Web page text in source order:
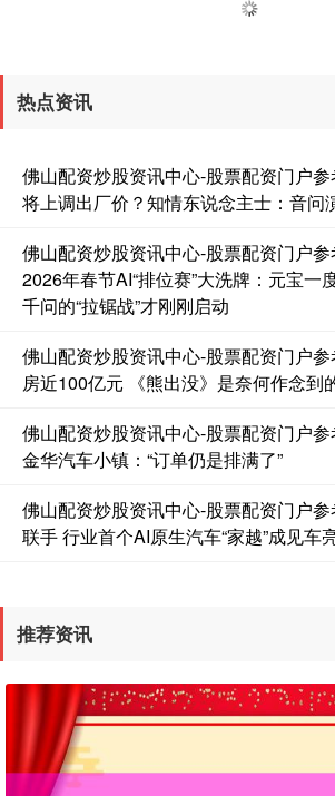
热点资讯
佛山配资炒股资讯中心-股票配资门户
将上调出厂价？知情东说念主士：音问
佛山配资炒股资讯中心-股票配资门户参
2026年春节AI“排位赛”大洗牌：元宝一
千问的“拉锯战”才刚刚启动
佛山配资炒股资讯中心-股票配资门户
房近100亿元 《熊出没》是奈何作念到
佛山配资炒股资讯中心-股票配资门户
金华汽车小镇：“订单仍是排满了”
佛山配资炒股资讯中心-股票配资门户
联手 行业首个AI原生汽车“家越”成见车
推荐资讯